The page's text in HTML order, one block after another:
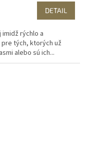
DETAIL
rýchlo a
tých, ktorých už
alebo sú ich...